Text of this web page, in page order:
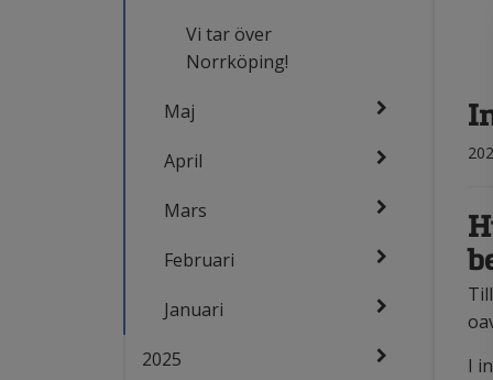
Vi tar över
Norrköping!
Maj
April
Mars
Februari
Januari
2025
I